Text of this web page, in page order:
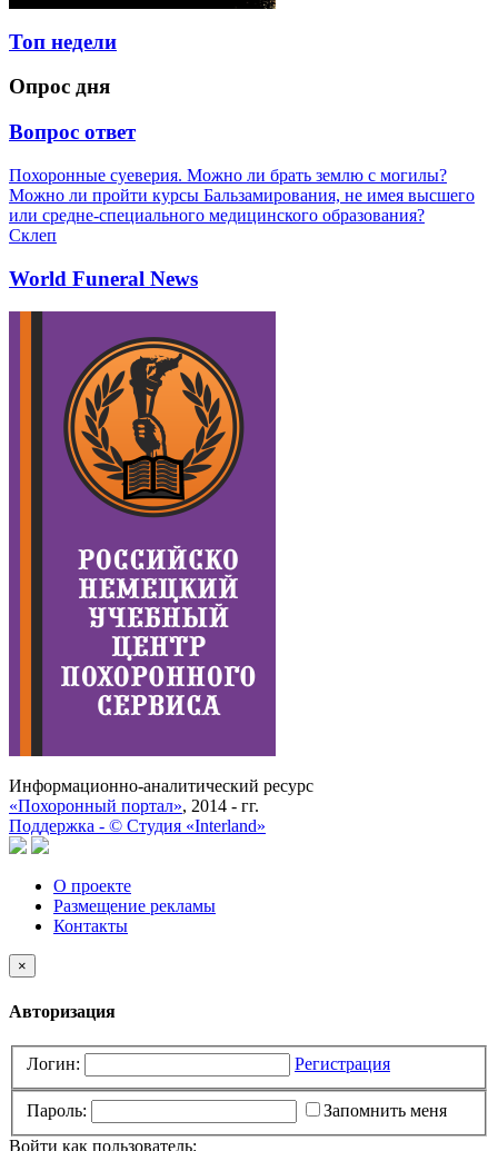
Топ недели
Опрос дня
Вопрос ответ
Похоронные суеверия. Можно ли брать землю с могилы?
Можно ли пройти курсы Бальзамирования, не имея высшего
или средне-специального медицинского образования?
Склеп
World Funeral News
Информационно-аналитический ресурс
«Похоронный портал», 2014 - гг.
Поддержка - © Cтудия «Interland»
О проекте
Размещение рекламы
Контакты
×
Авторизация
Логин: Регистрация
Пароль:
Запомнить меня
Войти как пользователь: